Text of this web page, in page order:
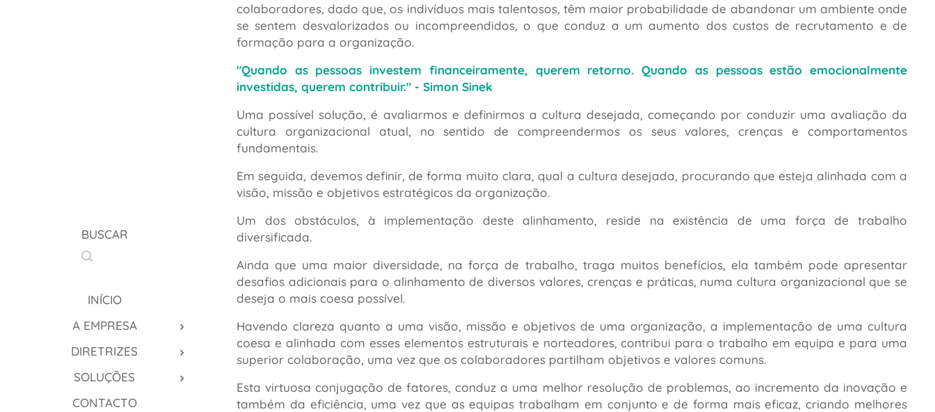
BUSCAR
INÍCIO
A EMPRESA
DIRETRIZES
SOLUÇÕES
CONTACTO
colaboradores, dado que, os indivíduos mais talentosos, têm maior probabilidade de abandonar um ambiente onde
se sentem desvalorizados ou incompreendidos, o que conduz a um aumento dos custos de recrutamento e de
formação para a organização.
"Quando as pessoas investem financeiramente, querem retorno. Quando as pessoas estão emocionalmente
investidas, querem contribuir." - Simon Sinek
Uma possível solução, é avaliarmos e definirmos a cultura desejada, começando por conduzir uma avaliação da
cultura organizacional atual, no sentido de compreendermos os seus valores, crenças e comportamentos
fundamentais.
Em seguida, devemos definir, de forma muito clara, qual a cultura desejada, procurando que esteja alinhada com a
visão, missão e objetivos estratégicos da organização.
Um dos obstáculos, à implementação deste alinhamento, reside na existência de uma força de trabalho
diversificada.
Ainda que uma maior diversidade, na força de trabalho, traga muitos benefícios, ela também pode apresentar
desafios adicionais para o alinhamento de diversos valores, crenças e práticas, numa cultura organizacional que se
deseja o mais coesa possível.
Havendo clareza quanto a uma visão, missão e objetivos de uma organização, a implementação de uma cultura
coesa e alinhada com esses elementos estruturais e norteadores, contribui para o trabalho em equipa e para uma
superior colaboração, uma vez que os colaboradores partilham objetivos e valores comuns.
Esta virtuosa conjugação de fatores, conduz a uma melhor resolução de problemas, ao incremento da inovação e
também da eficiência, uma vez que as equipas trabalham em conjunto e de forma mais eficaz, criando melhores